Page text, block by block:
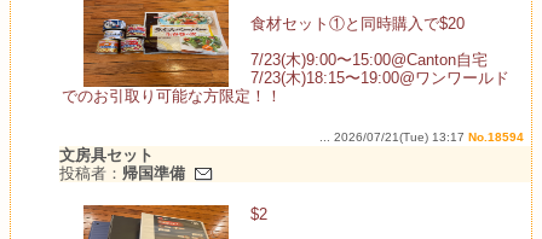
食材セット①と同時購入で$20
7/23(木)9:00〜15:00@Canton自宅
7/23(木)18:15〜19:00@ワンワールド
でのお引取り可能な方限定！！
... 2026/07/21(Tue) 13:17 No.18594
文房具セット
投稿者： 帰国準備
$2